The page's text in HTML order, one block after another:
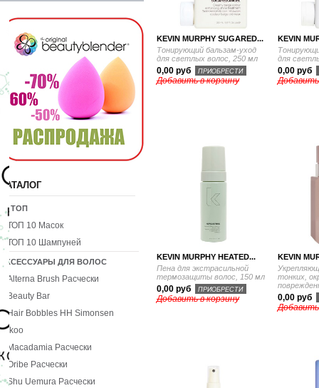
KEVIN MURPHY SUGARED...
Тонирующий бальзам-уход
для светлых волос, 250 мл
0,00 руб ПРИОБРЕСТИ
Добавить в корзину
KEVIN
для
0,00 руб
Добавить
KEVIN MURPHY HEATED...
Пена для экстрасильной
термозащиты волос, 150 мл
0,00 руб ПРИОБРЕСТИ
Добавить в корзину
KEVIN
тонких,
0,00 руб
Добавить
КАТАЛОГ
10 ТОП
ТОП 10 Масок
ТОП 10 Шампуней
АКСЕССУАРЫ ДЛЯ ВОЛОС
Alterna Brush Расчески
Beauty Bar
Hair Bobbles HH Simonsen
Ikoo
Macadamia Расчески
Oribe Расчески
Shu Uemura Расчески